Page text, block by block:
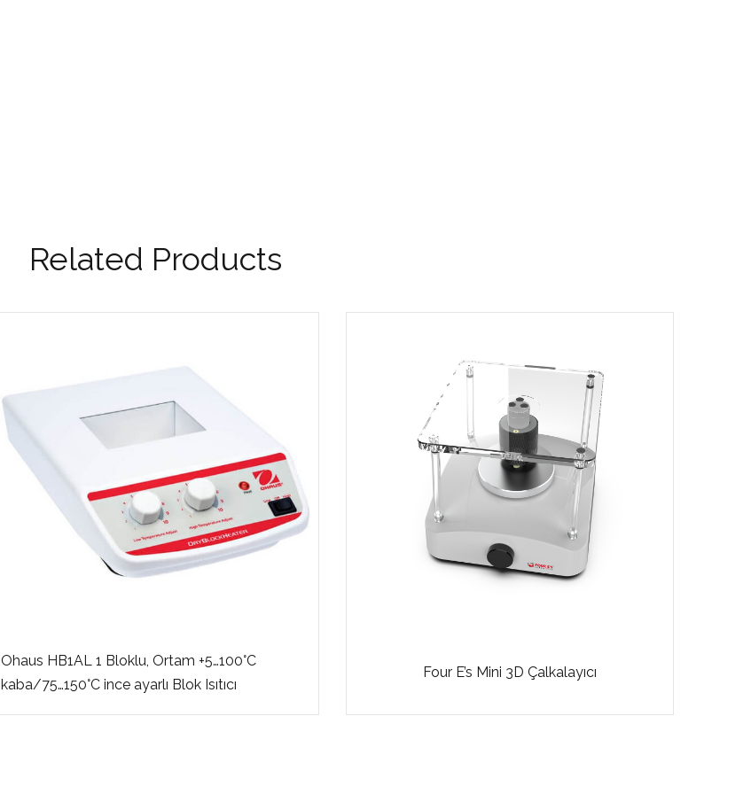
Related Products
Ohaus HB1AL 1 Bloklu, Ortam +5…100°C
kaba/75…150°C ince ayarlı Blok Isıtıcı
Four E’s Mini 3D Çalkalayıcı